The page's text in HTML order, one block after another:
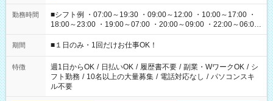
勤務時間
■シフト例 ・07:00～19:30 ・09:00～12:00 ・10:00～17:00 ・
18:00～23:00 ・19:00～07:00 ・20:00～09:00 ・22:00～06:00
etc ★最短で3時間で5,120円のお仕事から 15時間で2万円近く稼
げるお仕事も！ ご希望のお時間に合わせてご紹介！ ※シフトは
ください！
期間 ■１日のみ・1回だけお仕事OK！
特徴 週1日からOK / 日払いOK / 履歴書不要 / 副業・WワークOK / シ
フト勤務 / 10名以上の大量募集 / 電話対応なし / パソコンスキ
ル不要